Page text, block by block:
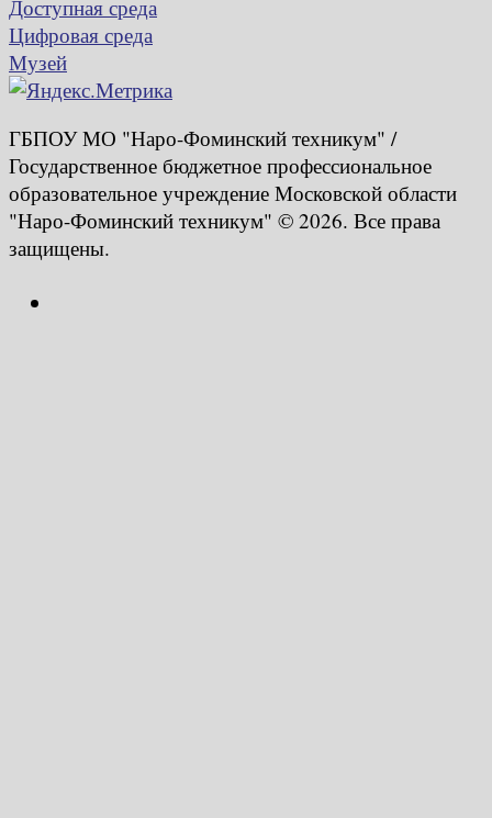
Доступная среда
Цифровая среда
Музей
ГБПОУ МО "Наро-Фоминский техникум" /
Государственное бюджетное профессиональное
образовательное учреждение Московской области
"Наро-Фоминский техникум" © 2026. Все права
защищены.